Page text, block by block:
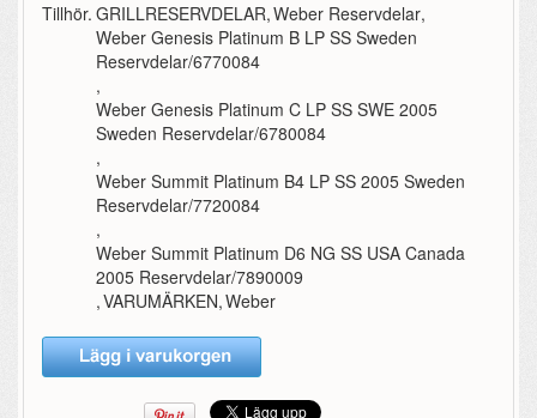
Tillhör. GRILLRESERVDELAR,Weber Reservdelar,
Weber Genesis Platinum B LP SS Sweden
Reservdelar/6770084
,
Weber Genesis Platinum C LP SS SWE 2005
Sweden Reservdelar/6780084
,
Weber Summit Platinum B4 LP SS 2005 Sweden
Reservdelar/7720084
,
Weber Summit Platinum D6 NG SS USA Canada
2005 Reservdelar/7890009
,VARUMÄRKEN,Weber